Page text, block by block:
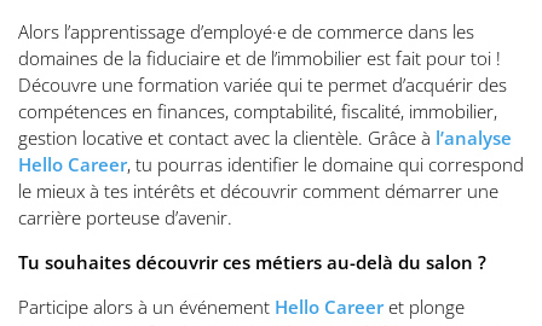
Alors l’apprentissage d’employé·e de commerce dans les
domaines de la fiduciaire et de l’immobilier est fait pour toi !
Découvre une formation variée qui te permet d’acquérir des
compétences en finances, comptabilité, fiscalité, immobilier,
gestion locative et contact avec la clientèle. Grâce à l’analyse
Hello Career, tu pourras identifier le domaine qui correspond
le mieux à tes intérêts et découvrir comment démarrer une
carrière porteuse d’avenir.
Tu souhaites découvrir ces métiers au-delà du salon ?
Participe alors à un événement Hello Careeret plonge